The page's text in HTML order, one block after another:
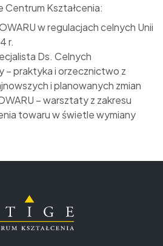
Centrum Kształcenia:
w regulacjach celnych Unii
r.
Ds. Celnych
– praktyka i orzecznictwo z
i planowanych zmian
– warsztaty z zakresu
towaru w świetle wymiany